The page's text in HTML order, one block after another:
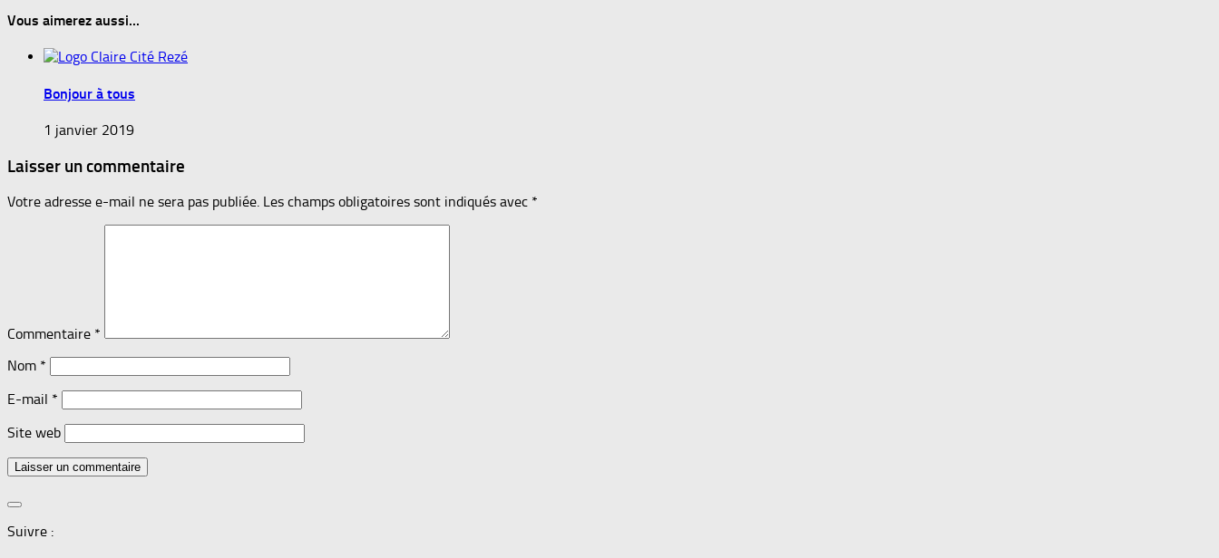
Vous aimerez aussi...
Bonjour à tous
1 janvier 2019
Laisser un commentaire
Votre adresse e-mail ne sera pas publiée. Les champs obligatoires sont indiqués avec *
Commentaire *
Nom *
E-mail *
Site web
Suivre :